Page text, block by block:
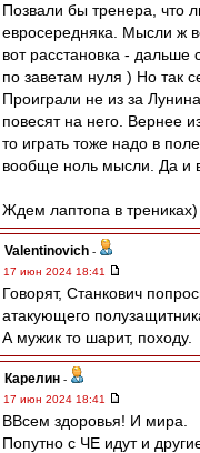
Позвали бы тренера, что
евросередняка. Мысли ж
вот расстановка - дальше
по заветам нуля ) Но так
Проиграли не из за
повесят на него. Вернее
то играть тоже надо в
вообще ноль мысли. Да и
Ждем лаптопа в трениках)
Valentinovich -
17 июн 2024 18:41
Говорят, Станкович
атакующего
А мужик то шарит, походу.
Карелин -
17 июн 2024 18:41
ВВсем здоровья! И мира.
Попутно с ЧЕ идут и